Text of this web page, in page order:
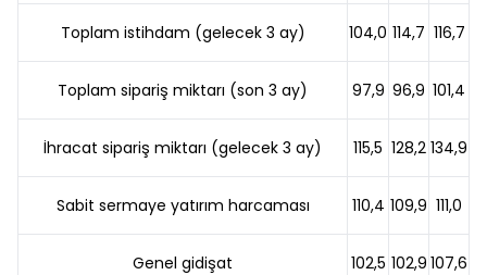
Toplam istihdam (gelecek 3 ay) 104,0 114,7 116,7
Toplam sipariş miktarı (son 3 ay) 97,9 96,9 101,4
İhracat sipariş miktarı (gelecek 3 ay) 115,5 128,2 134,9
Sabit sermaye yatırım harcaması 110,4 109,9 111,0
Genel gidişat 102,5 102,9 107,6